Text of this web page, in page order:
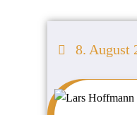
Inhalt
8. August